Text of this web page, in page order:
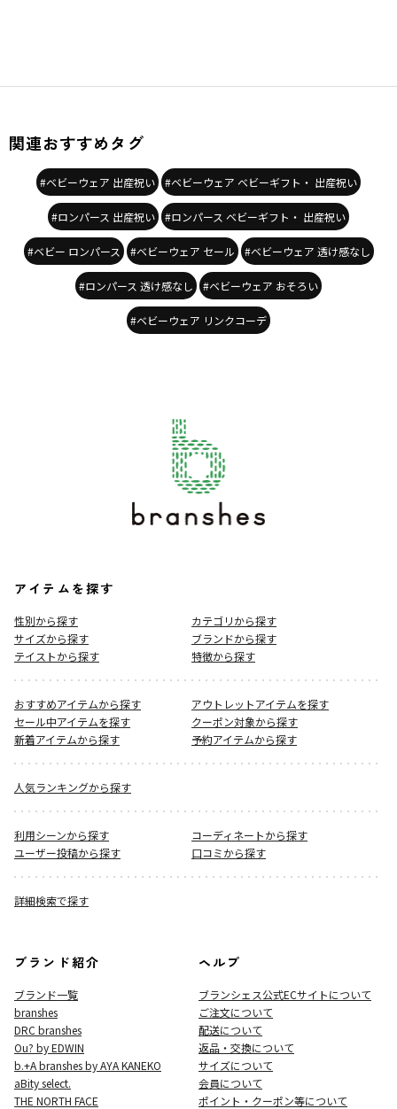
関連おすすめタグ
#ベビーウェア 出産祝い #ベビーウェア ベビーギフト・ 出産祝い
#ロンパース 出産祝い #ロンパース ベビーギフト・ 出産祝い
#ベビー ロンパース #ベビーウェア セール #ベビーウェア 透け感なし
#ロンパース 透け感なし #ベビーウェア おそろい
#ベビーウェア リンクコーデ
アイテムを探す
性別から探す
カテゴリから探す
サイズから探す
ブランドから探す
テイストから探す
特徴から探す
おすすめアイテムから探す
アウトレットアイテムを探す
セール中アイテムを探す
クーポン対象から探す
新着アイテムから探す
予約アイテムから探す
人気ランキングから探す
利用シーンから探す
コーディネートから探す
ユーザー投稿から探す
口コミから探す
詳細検索で探す
ブランド紹介
ブランド一覧
branshes
DRC branshes
Ou? by EDWIN
b.+A branshes by AYA KANEKO
aBity select.
THE NORTH FACE
ヘルプ
ブランシェス公式ECサイトについて
ご注文について
配送について
返品・交換について
サイズについて
会員について
ポイント・クーポン等について